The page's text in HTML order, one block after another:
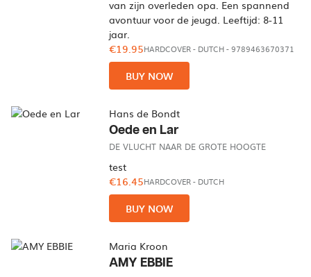
van zijn overleden opa. Een spannend
avontuur voor de jeugd. Leeftijd: 8-11
jaar.
€19.95HARDCOVER- DUTCH- 9789463670371
BUY NOW
Hans de Bondt
Oede en Lar
DE VLUCHT NAAR DE GROTE HOOGTE
test
€16.45HARDCOVER- DUTCH
BUY NOW
Maria Kroon
AMY EBBIE